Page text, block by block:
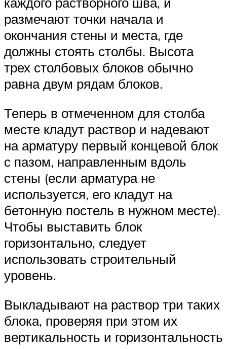
размечают точки начала и
окончания стены и места, где
должны стоять столбы. Высота
трех столбовых блоков обычно
равна двум рядам блоков.
Теперь в отмеченном для столба
месте кладут раствор и надевают
на арматуру первый концевой блок
с пазом, направленным вдоль
стены (если арматура не
используется, его кладут на
бетонную постель в нужном месте).
Чтобы выставить блок
горизонтально, следует
использовать строительный
уровень.
Выкладывают на раствор три таких
блока, проверяя при этом их
вертикальность и горизонтальность